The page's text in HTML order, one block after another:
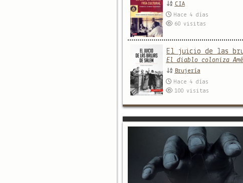
CIA
Hace 4 días
60 visitas
El juicio de las
El diablo coloniza
Brujería
Hace 4 días
100 visitas